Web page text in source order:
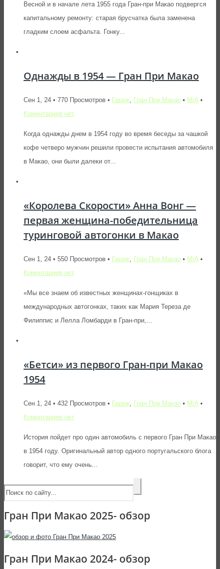
Весной и в начале лета 1955 года Гран-при Макао подвергся
капитальному ремонту: старая брусчатка была заменена
гладким слоем асфальта. Гонку...
Однажды в 1954 — Гран При Макао
Сен 1, 24 • 770 Просмотров • Гараж Гран При Макао • MrA •
Коментариев нет
Когда однажды днем в 1954 году во время беседы за чашкой
кофе четверо мужчин решили провести испытания автомобиля
в Макао, они были далеки от...
«Королева Скорости» Анна Вонг —
первая женщина-победительница
туринговой автогонки в Макао
Сен 1, 24 • 550 Просмотров • Гараж Гран При Макао • MrA •
Коментариев нет
«Мы все знаем об известных женщинах-гонщиках в
международных автогонках, таких как Мария Тереза де
Филиппис и Лелла Ломбарди в Гран-при,...
«Бетси» из первого Гран-при Макао
1954
Сен 1, 24 • 432 Просмотров • Гараж Гран При Макао • MrA •
Коментариев нет
История пойдет про один автомобиль с первого Гран При Макао
в 1954 году. Оригинальный автор одного португальского блога
говорит, что ему очень...
Гран При Макао 2025- обзор
Гран При Макао 2024- обзор